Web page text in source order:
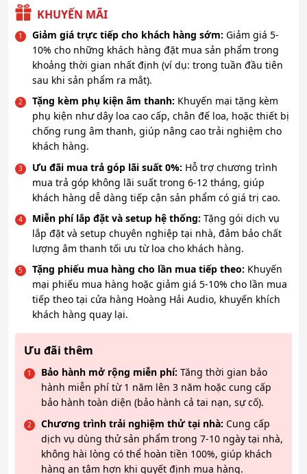
KHUYẾN MÃI
Giảm giá trực tiếp cho khách hàng sớm: Giảm giá 5-
10% cho những khách hàng đặt mua sản phẩm trong
khoảng thời gian nhất định (ví dụ: trong tuần đầu tiên
sau khi sản phẩm ra mắt).
Tặng kèm phụ kiện âm thanh: Khuyến mại tặng kèm
phụ kiện như dây loa cao cấp, chân đế loa, hoặc thiết bị
chống rung âm thanh, giúp nâng cao trải nghiệm cho
khách hàng.
Ưu đãi mua trả góp lãi suất 0%: Hỗ trợ chương trình
mua trả góp không lãi suất trong 6-12 tháng, giúp
khách hàng dễ dàng tiếp cận sản phẩm có giá trị cao.
Miễn phí lắp đặt và setup hệ thống: Tặng gói dịch vụ
lắp đặt và setup chuyên nghiệp tại nhà, đảm bảo chất
lượng âm thanh tối ưu từ loa cho khách hàng.
Tặng phiếu mua hàng cho lần mua tiếp theo: Khuyến
mại phiếu mua hàng hoặc giảm giá 5-10% cho lần mua
tiếp theo tại cửa hàng Hoàng Hải Audio, khuyến khích
khách hàng quay lại.
Ưu đãi thêm
Bảo hành mở rộng miễn phí: Tăng thời gian bảo
hành miễn phí từ 1 năm lên 3 năm hoặc cung cấp
bảo hành toàn diện (bảo hành cả tai nạn, sự cố).
Chương trình trải nghiệm thử tại nhà: Cung cấp
dịch vụ dùng thử sản phẩm trong 7-10 ngày tại nhà,
không hài lòng có thể hoàn tiền 100%, giúp khách
hàng an tâm hơn khi quyết định mua hàng.